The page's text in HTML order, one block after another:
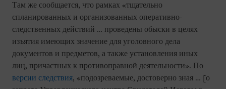
Там же сообщается, что рамках «тщательно
спланированных и организованных оперативно-
следственных действий … проведены обыски в целях
изъятия имеющих значение для уголовного дела
документов и предметов, а также установления иных
лиц, причастных к противоправной деятельности». По
версии следствия, «подозреваемые, достоверно зная … [о